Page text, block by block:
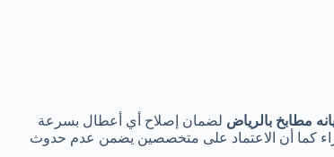
مطابخ بالرياض لضمان إصلاح أي أعطال بسرعة
كما أن الاعتماد على متخصصين يضمن عدم حدوث